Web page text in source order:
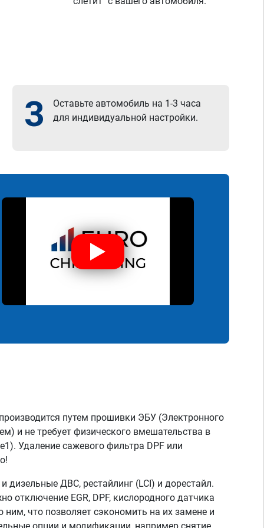
3
Оставьте автомобиль на 1-3 часа
для индивидуальной настройки.
путем прошивки ЭБУ (Электронного
и не требует физического вмешательства в
Удаление сажевого фильтра DPF или
ДВС, рестайлинг (LCI) и дорестайл.
отключение EGR, DPF, кислородного датчика
что позволяет сэкономить на их замене и